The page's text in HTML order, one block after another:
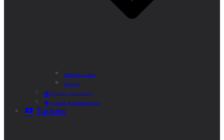
Punto de Lectura
Bibliobús
Velatorio y Cementerio
Atención al Ciudadano CAM
Turismo